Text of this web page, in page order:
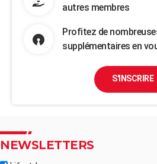
autres membres
Profitez de
supplémentaires en
S'INSCRIRE
NEWSLETTERS